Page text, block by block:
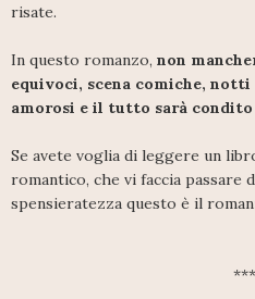
risate.
In questo romanzo, non
equivoci, scena comiche,
amorosi e il tutto sarà condito
Se avete voglia di leggere un
romantico, che vi faccia passare
spensieratezza questo è il
***